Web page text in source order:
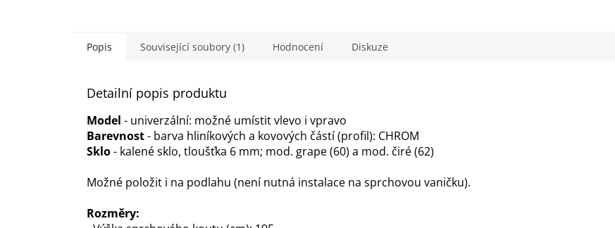
hvězdiček.
Popis Související soubory (1) Hodnocení Diskuze
Detailní popis produktu
Model - univerzální: možné umístit vlevo i vpravo
Barevnost- barva hliníkových a kovových částí (profil): CHROM
Sklo- kalené sklo, tloušťka 6 mm; mod. grape (60) a mod. čiré (62)
Možné položit i na podlahu (není nutná instalace na sprchovou vaničku).
Rozměry: